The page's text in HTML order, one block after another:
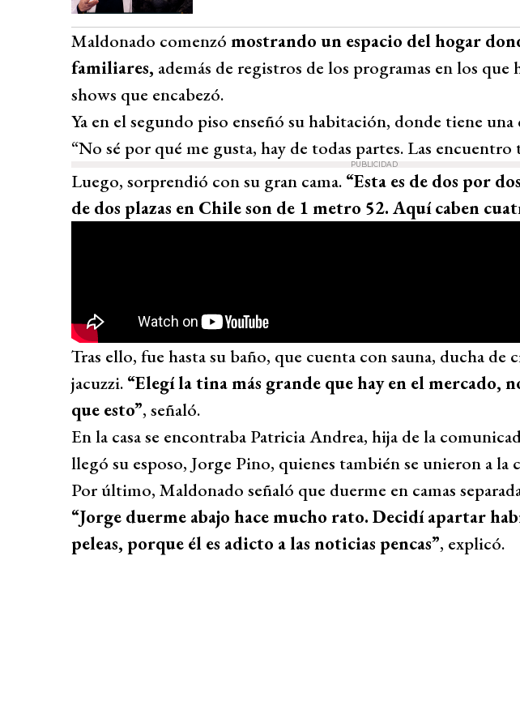
Maldonado comenzó mostrando un espacio del hogar
familiares, además de registros de los programas en los que
shows que encabezó.
Ya en el segundo piso enseñó su habitación, donde tiene una
“No sé por qué me gusta, hay de todas partes. Las
PUBLICIDAD
Luego, sorprendió con su gran cama. “Esta es de dos por
de dos plazas en Chile son de 1 metro 52. Aquí caben
Tras ello, fue hasta su baño, que cuenta con sauna, ducha de
jacuzzi. “Elegí la tina más grande que hay en el mercado,
que esto”, señaló.
En la casa se encontraba Patricia Andrea, hija de la
llegó su esposo, Jorge Pino, quienes también se unieron a la
Por último, Maldonado señaló que duerme en camas
“Jorge duerme abajo hace mucho rato. Decidí apartar
peleas, porque él es adicto a las noticias pencas”, explicó.